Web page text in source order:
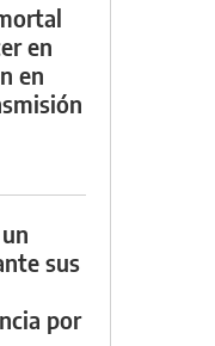
en
en
sus
por